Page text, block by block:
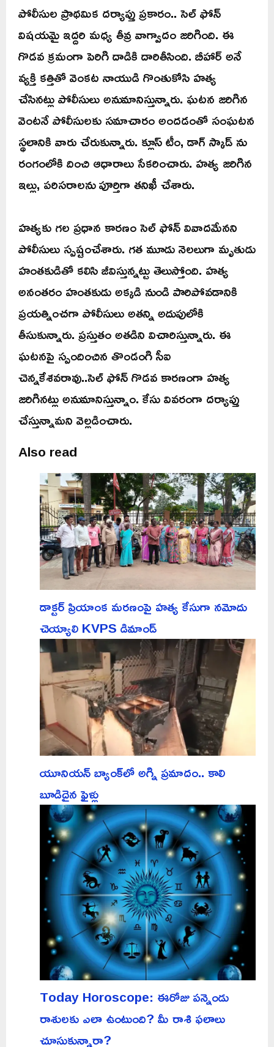
పోలీసుల ప్రాథమిక దర్యాప్తు ప్రకారం.. సెల్ ఫోన్
విషయమై ఇద్దరి మధ్య తీవ్ర వాగ్వాదం జరిగింది. ఈ
గొడవ క్రమంగా పెరిగి దాడికి దారితీసింది. బీహార్ అనే
వ్యక్తి కత్తితో వెంకట నాయుడి గొంతుకోసి హత్య
చేసినట్లు పోలీసులు అనుమానిస్తున్నారు. ఘటన జరిగిన
వెంటనే పోలీసులకు సమాచారం అందడంతో సంఘటన
స్థలానికి వారు చేరుకున్నారు. క్లూస్ టీం, డాగ్ స్కాడ్ ను
రంగంలోకి దించి ఆధారాలు సేకరించారు. హత్య జరిగిన
ఇల్లు, పరిసరాలను పూర్తిగా తనిఖీ చేశారు.
హత్యకు గల ప్రధాన కారణం సెల్ ఫోన్ వివాదమేనని
పోలీసులు స్పష్టంచేశారు. గత మూడు నెలలుగా మృతుడు
హంతకుడితో కలిసి జీవిస్తున్నట్టు తెలుస్తోంది. హత్య
అనంతరం హంతకుడు అక్కడి నుండి పారిపోవడానికి
ప్రయత్నించగా పోలీసులు అతన్ని అదుపులోకి
తీసుకున్నారు. ప్రస్తుతం అతడిని విచారిస్తున్నారు. ఈ
ఘటనపై స్పందించిన తొండంగి సీఐ
చెన్నకేశవరావు..సెల్ ఫోన్ గొడవ కారణంగా హత్య
జరిగినట్లు అనుమానిస్తున్నాం. కేసు వివరంగా దర్యాప్తు
చేస్తున్నామని వెల్లడించారు.
Also read
డాక్టర్ ప్రియాంక మరణంపై హత్య కేసుగా నమోదు
చెయ్యాలి KVPS డిమాండ్
యూనియన్ బ్యాంక్‌లో అగ్ని ప్రమాదం.. కాలి
బూడిదైన ఫైళ్లు
Today Horoscope: ఈరోజు పన్నెండు
రాశులకు ఎలా ఉంటుంది? మీ రాశి ఫలాలు
చూసుకున్నారా?